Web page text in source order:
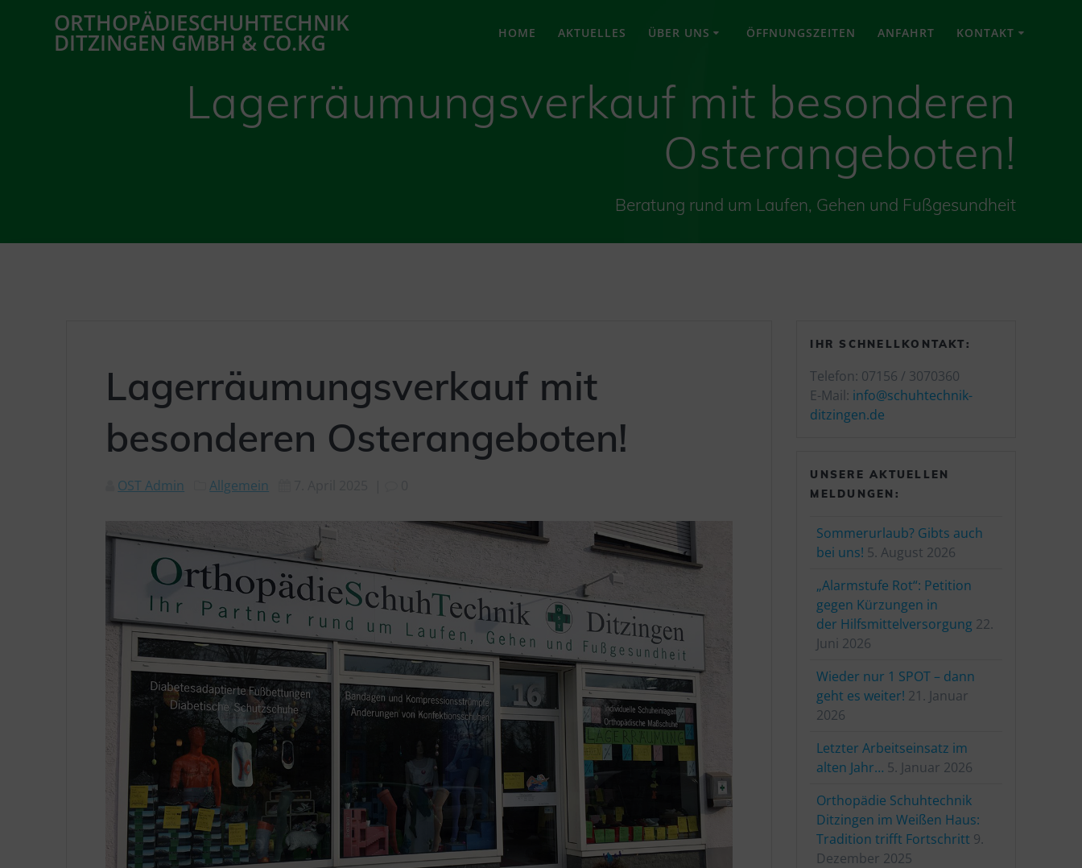
ORTHOPÄDIESCHUHTECHNIK
DITZINGEN GMBH & CO.KG HOME AKTUELLES ÜBER UNS ÖFFNUNGSZEITEN ANFAHRT KONTAKT
Lagerräumungsverkauf mit besonderen
Osterangeboten!
Beratung rund um Laufen, Gehen und Fußgesundheit
Lagerräumungsverkauf mit
besonderen Osterangeboten!
OST Admin Allgemein
IHR SCHNELLKONTAKT:
Telefon: 07156 / 3070360
E-Mail: info@schuhtechnik-
ditzingen.de
UNSERE AKTUELLEN
MELDUNGEN:
Sommerurlaub? Gibts auch
bei uns! 5. August 2026
„Alarmstufe Rot“: Petition
gegen Kürzungen in
der Hilfsmittelversorgung 22.
Juni 2026
Wieder nur 1 SPOT – dann
geht es weiter! 21. Januar
2026
Letzter Arbeitseinsatz im
alten Jahr… 5. Januar 2026
Orthopädie Schuhtechnik
Ditzingen im Weißen Haus:
Tradition trifft Fortschritt 9.
Dezember 2025